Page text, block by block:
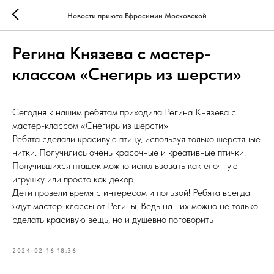
Новости приюта Ефросинии Московской
Регина Князева с мастер-
классом «Снегирь из шерсти»
Сегодня к нашим ребятам приходила Регина Князева с
мастер-классом «Снегирь из шерсти»
Ребята сделали красивую птицу, используя только шерстяные
нитки. Получились очень красочные и креативные птички.
Получившихся пташек можно использовать как елочную
игрушку или просто как декор.
Дети провели время с интересом и пользой! Ребята всегда
ждут мастер-классы от Регины. Ведь на них можно не только
сделать красивую вещь, но и душевно поговорить
2024-02-16 18:36